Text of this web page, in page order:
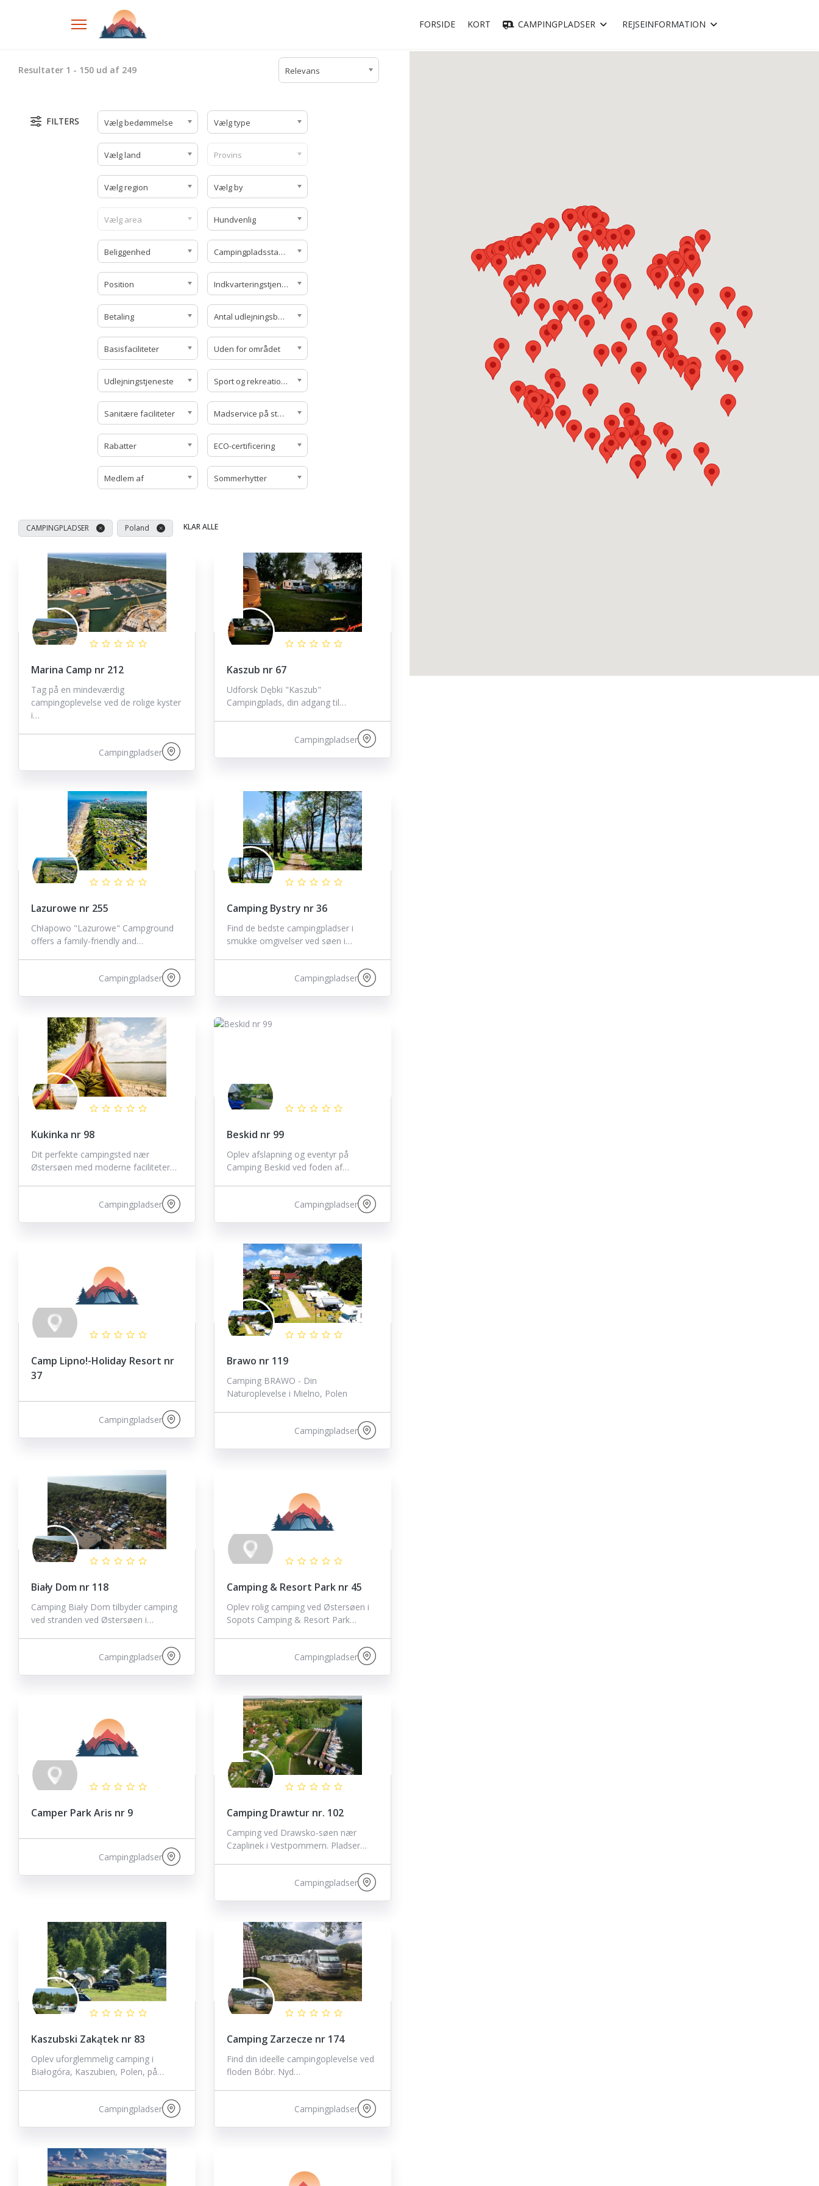
FORSIDE KORT CAMPINGPLADSER REJSEINFORMATION
Resultater 1 - 150 ud af 249 Relevans
FILTERS Vælg bedømmelse Vælg type
Vælg land Provins
Vælg region Vælg by
Vælg area Hundvenlig
Beliggenhed Campingpladsstandard
Position Indkvarteringstjenester
Betaling Antal udlejningsboliger
Basisfaciliteter Uden for området
Udlejningstjeneste Sport og rekreationSanitære faciliteter
Sanitære faciliteter Madservice på stedet
Rabatter ECO-certificering
Medlem af Sommerhytter
CAMPINGPLADSER Poland KLAR ALLE
Marina Camp nr 212
Tag på en mindeværdig
campingoplevelse ved de rolige kyster
i…
Campingpladser
Kaszub nr 67
Udforsk Dębki "Kaszub"
Campingplads, din adgang til…
Campingpladser
Lazurowe nr 255
Chłapowo "Lazurowe" Campground
offers a family-friendly and…
Campingpladser
Camping Bystry nr 36
Find de bedste campingpladser i
smukke omgivelser ved søen i…
Campingpladser
Kukinka nr 98
Dit perfekte campingsted nær
Østersøen med moderne faciliteter…
Campingpladser
Beskid nr 99
Oplev afslapning og eventyr på
Camping Beskid ved foden af…
Campingpladser
Camp Lipno!-Holiday Resort nr
37
Campingpladser
Brawo nr 119
Camping BRAWO - Din
Naturoplevelse i Mielno, Polen
Campingpladser
Biały Dom nr 118
Camping Biały Dom tilbyder camping
ved stranden ved Østersøen i…
Campingpladser
Camping & Resort Park nr 45
Oplev rolig camping ved Østersøen i
Sopots Camping & Resort Park…
Campingpladser
Camper Park Aris nr 9
Campingpladser
Camping Drawtur nr. 102
Camping ved Drawsko-søen nær
Czaplinek i Vestpommern. Pladser…
Campingpladser
Kaszubski Zakątek nr 83
Oplev uforglemmelig camping i
Białogóra, Kaszubien, Polen, på…
Campingpladser
Camping Zarzecze nr 174
Find din ideelle campingoplevelse ved
floden Bóbr. Nyd…
Campingpladser